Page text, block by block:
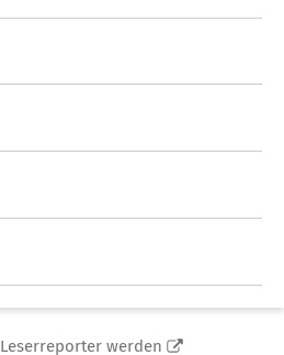
Leserreporter werden